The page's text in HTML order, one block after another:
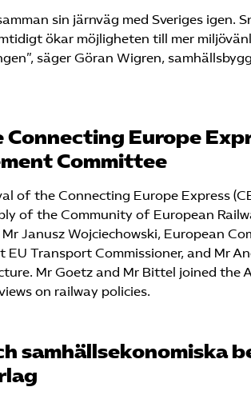
sin järnväg med Sveriges igen.
ökar möjligheten till mer
säger Göran Wigren,
Connecting Europe
Committee
of the Connecting Europe Express
of the Community of European
Janusz Wojciechowski, European
Transport Commissioner, and Mr
Mr Goetz and Mr Bittel joined the
on railway policies.
samhällsekonomiska